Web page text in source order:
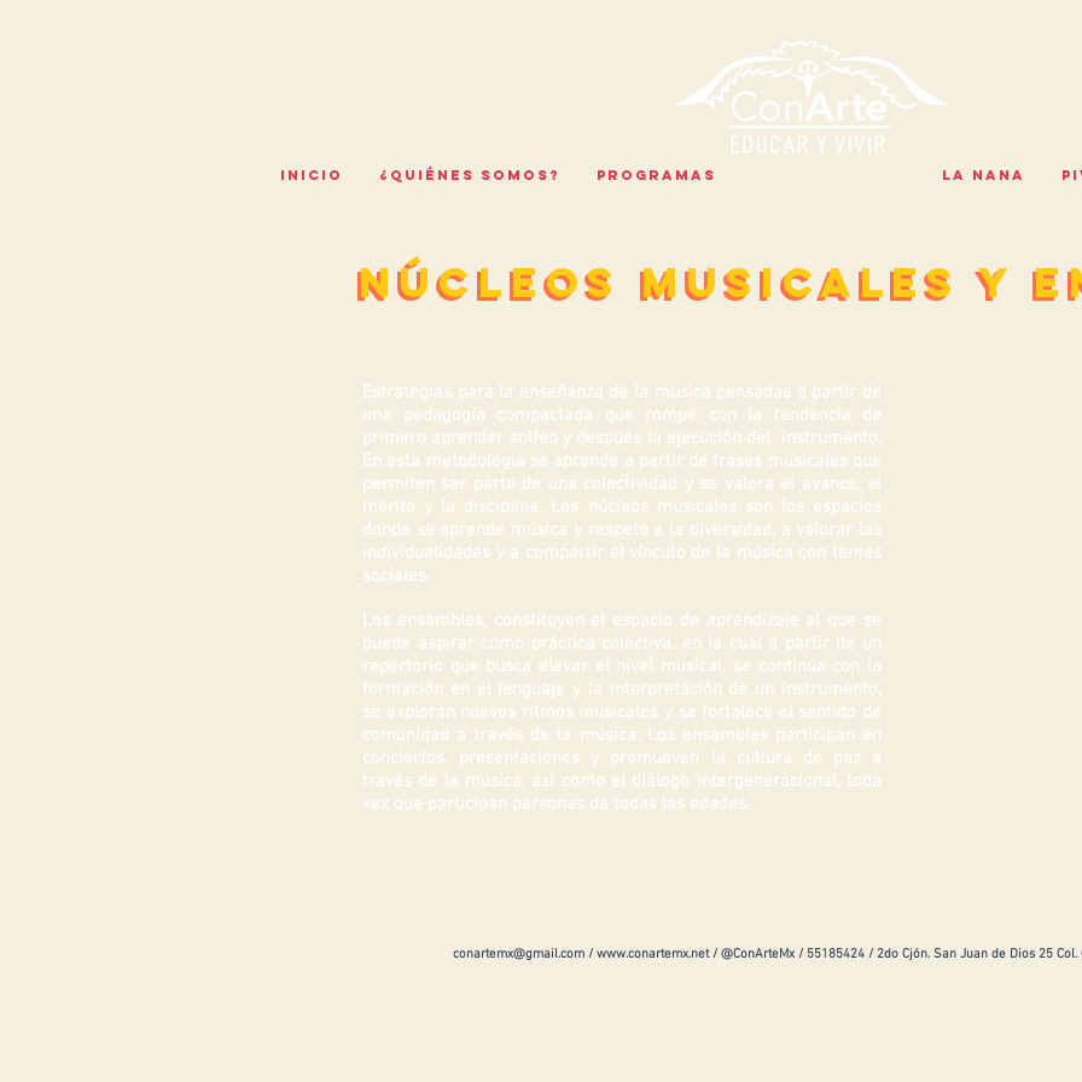
INICIO ¿QUIÉNES SOMOS? PROGRAMAS LA NANA
núcleos musicales y
núcleos musicales y
Estrategias para la enseñanza de la música pensadas a partir de
una pedagogía compactada que rompe con la tendencia de
primero aprender solfeo y después la ejecución del instrumento.
En esta metodología se aprende a partir de frases musicales que
permiten ser parte de una colectividad y se valora el avance, el
mérito y la disciplina. Los núcleos musicales son los espacios
donde se aprende música y respeto a la diversidad, a valorar las
individualidades y a compartir el vínculo de la música con temas
sociales.
Los ensambles, constituyen el espacio de aprendizaje al que se
puede aspirar como práctica colectiva, en la cual a partir de un
repertorio que busca elevar el nivel musical, se continúa con la
formación en el lenguaje y la interpretación de un instrumento,
se exploran nuevos ritmos musicales y se fortalece el sentido de
comunidad a través de la música. Los ensambles participan en
conciertos, presentaciones y promueven la cultura de paz a
través de la música, así como el diálogo intergeneracional, toda
vez que participan personas de todas las edades.
conartemx@gmail.com/ www.conartemx.net/ @ConArteMx / 55185424 / 2do Cjón. San Juan de Dios 25 Col.